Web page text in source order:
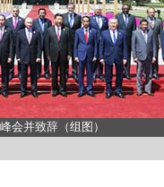
会并致辞（组图）